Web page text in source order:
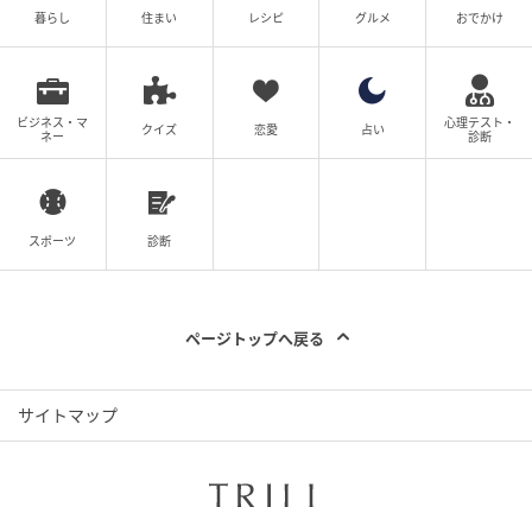
元記事で読む
なぜ動かないの？上野動物園の特設サイト
「ハシビロコウ研究室」がオープン！お出か
の記事をもっとみる
暮らし 住まい レシピ グルメ おでかけ
ビジネス・マ
ネー
クイズ 恋愛 占い
心理テスト・
診断
スポーツ 診断
ページトップへ戻る
サイトマップ